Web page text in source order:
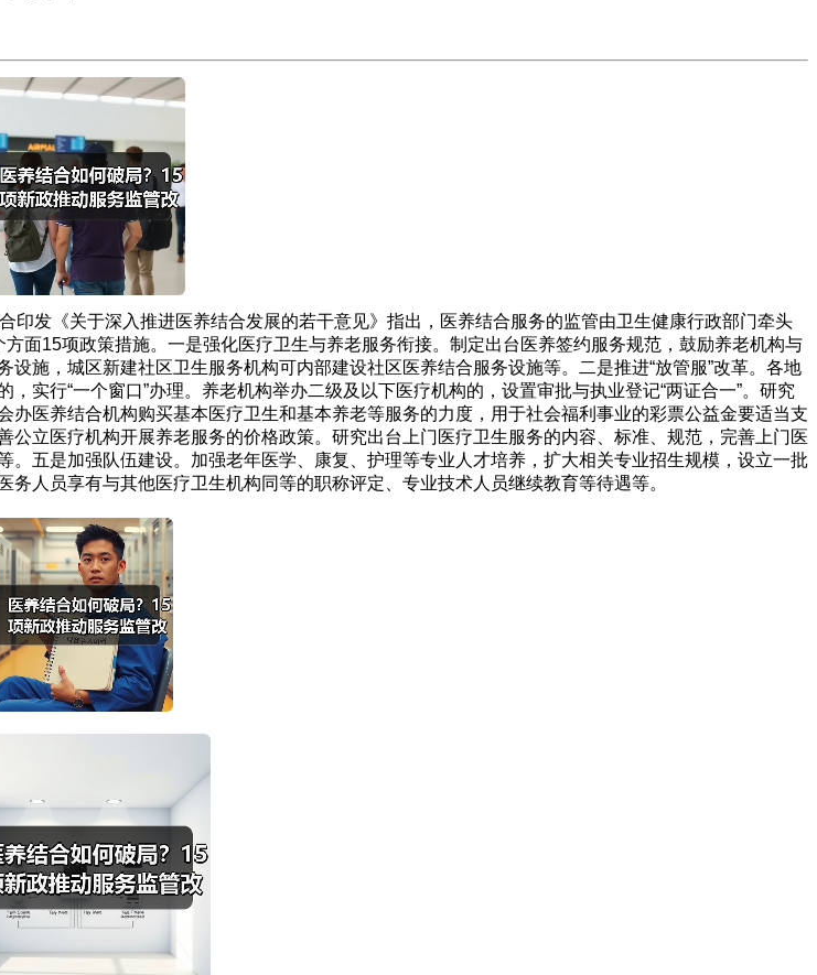
发《关于深入推进医养结合发展的若干意见》指出，医养结合服务的监管由卫生健康行政部门牵头
面15项政策措施。一是强化医疗卫生与养老服务衔接。制定出台医养签约服务规范，鼓励养老机构与
施，城区新建社区卫生服务机构可内部建设社区医养结合服务设施等。二是推进“放管服”改革。各地
实行“一个窗口”办理。养老机构举办二级及以下医疗机构的，设置审批与执业登记“两证合一”。研究
医养结合机构购买基本医疗卫生和基本养老等服务的力度，用于社会福利事业的彩票公益金要适当支
立医疗机构开展养老服务的价格政策。研究出台上门医疗卫生服务的内容、标准、规范，完善上门医
五是加强队伍建设。加强老年医学、康复、护理等专业人才培养，扩大相关专业招生规模，设立一批
人员享有与其他医疗卫生机构同等的职称评定、专业技术人员继续教育等待遇等。